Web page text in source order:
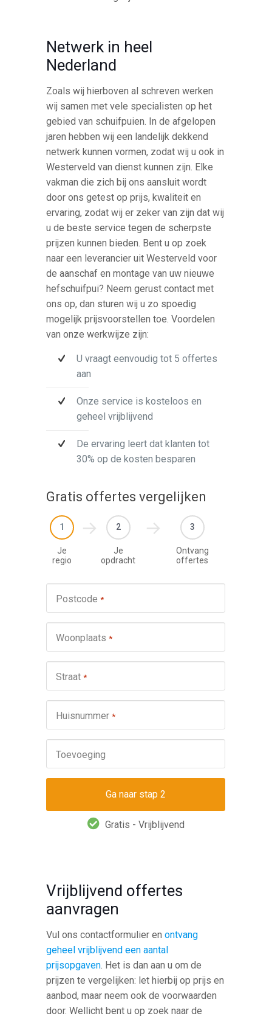
Netwerk in heel
Nederland
Zoals wij hierboven al schreven werken
wij samen met vele specialisten op het
gebied van schuifpuien. In de afgelopen
jaren hebben wij een landelijk dekkend
netwerk kunnen vormen, zodat wij u ook in
Westerveld van dienst kunnen zijn. Elke
vakman die zich bij ons aansluit wordt
door ons getest op prijs, kwaliteit en
ervaring, zodat wij er zeker van zijn dat wij
u de beste service tegen de scherpste
prijzen kunnen bieden. Bent u op zoek
naar een leverancier uit Westerveld voor
de aanschaf en montage van uw nieuwe
hefschuifpui? Neem gerust contact met
ons op, dan sturen wij u zo spoedig
mogelijk prijsvoorstellen toe. Voordelen
van onze werkwijze zijn:
U vraagt eenvoudig tot 5 offertes
aan
Onze service is kosteloos en
geheel vrijblijvend
De ervaring leert dat klanten tot
30% op de kosten besparen
Gratis offertes vergelijken
1
Je
regio
2
Je
opdracht
3
Ontvang
offertes
Postcode *
Woonplaats *
Straat *
Huisnummer *
Toevoeging
Gratis - Vrijblijvend
Vrijblijvend offertes
aanvragen
Vul ons contactformulier enontvang
geheel vrijblijvend een aantal
prijsopgaven. Het is dan aan u om de
prijzen te vergelijken: let hierbij op prijs en
aanbod, maar neem ook de voorwaarden
door. Wellicht bent u op zoek naar de